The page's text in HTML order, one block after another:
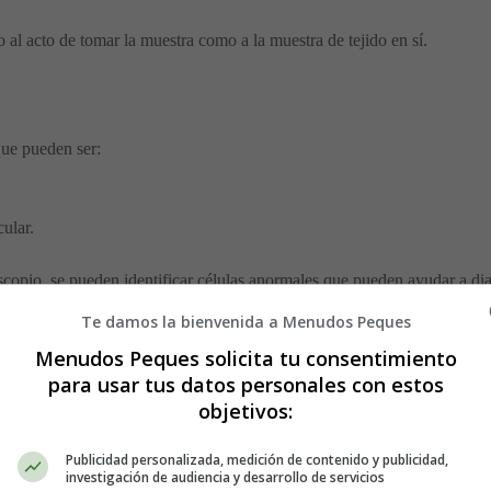
acto de tomar la muestra como a la muestra de tejido en sí.
pueden ser:
se pueden identificar células anormales que pueden ayudar a
una biopsia para evaluar su gravedad (como el grado de
tratamiento más apropiado y para evaluar qué tan bien responde
general de una persona.
Te damos la bienvenida a Menudos Peques
Menudos Peques solicita tu consentimiento
para usar tus datos personales con estos
objetivos:
Publicidad personalizada, medición de contenido y publicidad,
investigación de audiencia y desarrollo de servicios